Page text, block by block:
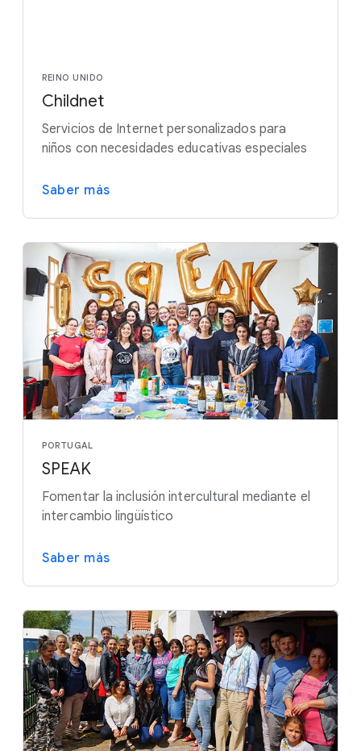
REINO UNIDO
Childnet
Servicios de Internet personalizados para
niños con necesidades educativas especiales
Saber más
PORTUGAL
SPEAK
Fomentar la inclusión intercultural mediante el
intercambio lingüístico
Saber más